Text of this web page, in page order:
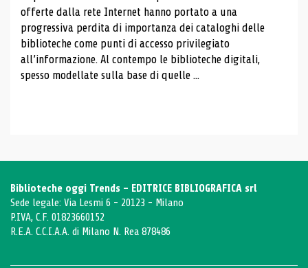
offerte dalla rete Internet hanno portato a una
progressiva perdita di importanza dei cataloghi delle
biblioteche come punti di accesso privilegiato
all’informazione. Al contempo le biblioteche digitali,
spesso modellate sulla base di quelle ...
Biblioteche oggi Trends - EDITRICE BIBLIOGRAFICA srl
Sede legale: Via Lesmi 6 - 20123 - Milano
P.IVA, C.F. 01823660152
R.E.A. C.C.I.A.A. di Milano N. Rea 878486